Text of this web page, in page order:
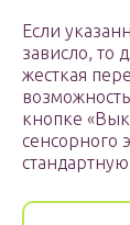
Если
зависло, то
жесткая
кнопке
сенсорного